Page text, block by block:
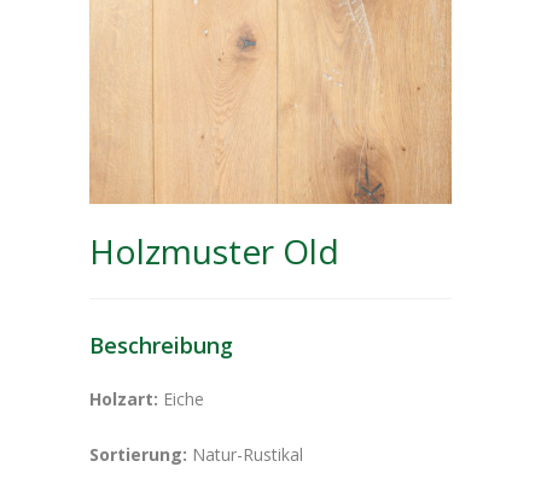
Holzmuster Old
Beschreibung
Holzart: Eiche
Sortierung: Natur-Rustikal